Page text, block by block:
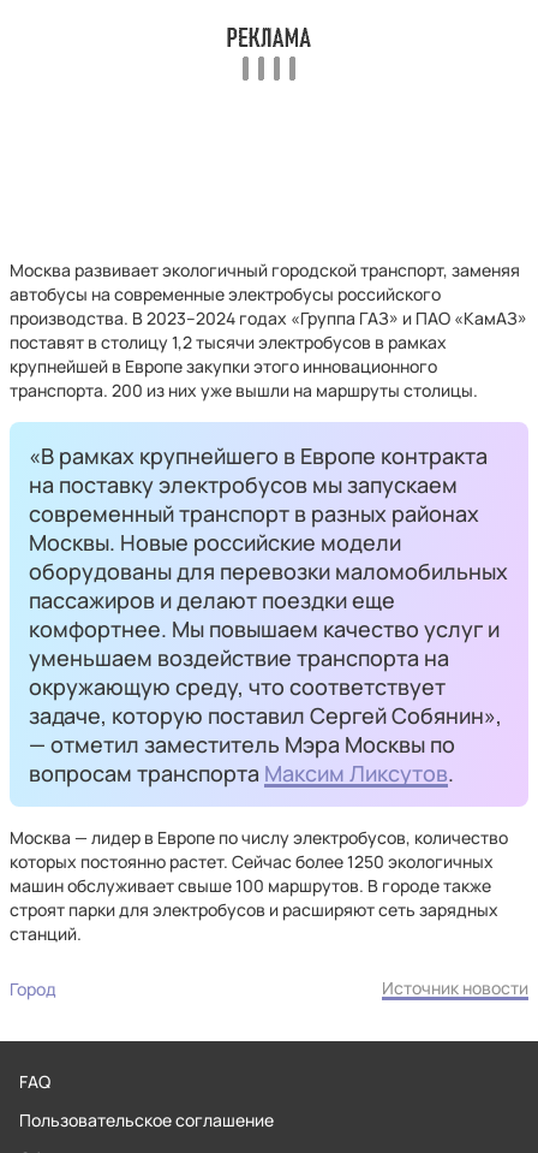
Москва развивает экологичный городской транспорт, заменяя
автобусы на современные электробусы российского
производства. В 2023–2024 годах «Группа ГАЗ» и ПАО «КамАЗ»
поставят в столицу 1,2 тысячи электробусов в рамках
крупнейшей в Европе закупки этого инновационного
транспорта. 200 из них уже вышли на маршруты столицы.
«В рамках крупнейшего в Европе контракта
на поставку электробусов мы запускаем
современный транспорт в разных районах
Москвы. Новые российские модели
оборудованы для перевозки маломобильных
пассажиров и делают поездки еще
комфортнее. Мы повышаем качество услуг и
уменьшаем воздействие транспорта на
окружающую среду, что соответствует
задаче, которую поставил Сергей Собянин»,
— отметил заместитель Мэра Москвы по
вопросам транспорта Максим Ликсутов.
Москва — лидер в Европе по числу электробусов, количество
которых постоянно растет. Сейчас более 1250 экологичных
машин обслуживает свыше 100 маршрутов. В городе также
строят парки для электробусов и расширяют сеть зарядных
станций.
Город Источник новости
FAQ
Пользовательское соглашение